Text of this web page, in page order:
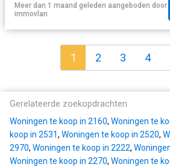
Meer dan 1 maand geleden aangeboden door
immovlan
1 2 3 4
Gerelateerde zoekopdrachten
Woningen te koop in 2160, Woningen te
koop in 2531, Woningen te koop in 2520,
2970, Woningen te koop in 2222,
Woningen te koop in 2270, Woningen te